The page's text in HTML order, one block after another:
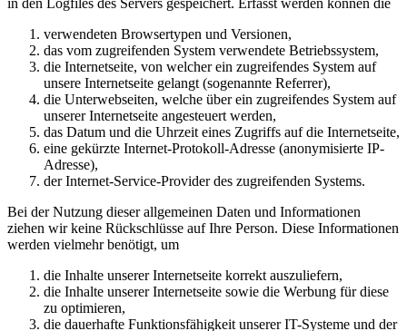
in den Logfiles des Servers gespeichert. Erfasst werden können die
verwendeten Browsertypen und Versionen,
das vom zugreifenden System verwendete Betriebssystem,
die Internetseite, von welcher ein zugreifendes System auf
unsere Internetseite gelangt (sogenannte Referrer),
die Unterwebseiten, welche über ein zugreifendes System auf
unserer Internetseite angesteuert werden,
das Datum und die Uhrzeit eines Zugriffs auf die Internetseite,
eine gekürzte Internet-Protokoll-Adresse (anonymisierte IP-
Adresse),
der Internet-Service-Provider des zugreifenden Systems.
Bei der Nutzung dieser allgemeinen Daten und Informationen
ziehen wir keine Rückschlüsse auf Ihre Person. Diese Informationen
werden vielmehr benötigt, um
die Inhalte unserer Internetseite korrekt auszuliefern,
die Inhalte unserer Internetseite sowie die Werbung für diese
zu optimieren,
die dauerhafte Funktionsfähigkeit unserer IT-Systeme und der